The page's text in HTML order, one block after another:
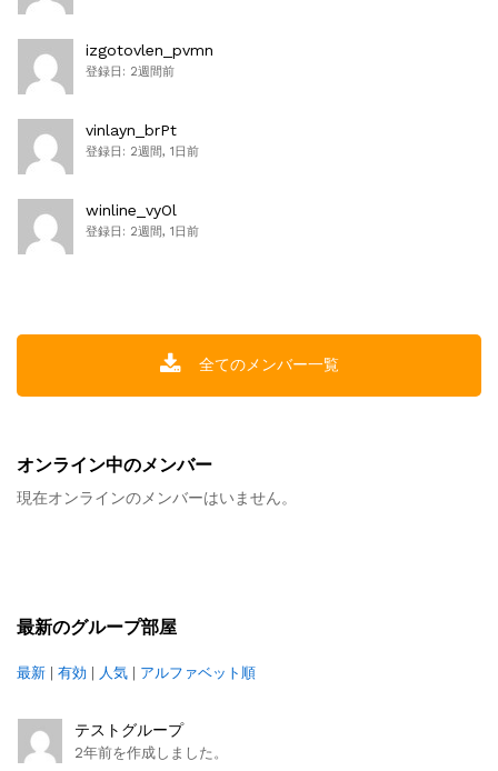
izgotovlen_pvmn
登録日: 2週間前
vinlayn_brPt
登録日: 2週間, 1日前
winline_vyOl
登録日: 2週間, 1日前
全てのメンバー一覧
オンライン中のメンバー
現在オンラインのメンバーはいません。
最新のグループ部屋
最新 有効 人気 アルファベット順
テストグループ
2年前を作成しました。